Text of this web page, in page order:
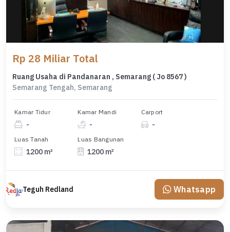
Rp 28 Miliar Total
Ruang Usaha di Pandanaran , Semarang ( Jo 8567 )
Semarang Tengah, Semarang
Kamar Tidur
-
Kamar Mandi
-
Carport
-
Luas Tanah
1200 m²
Luas Bangunan
1200 m²
Teguh Redland Whatsapp